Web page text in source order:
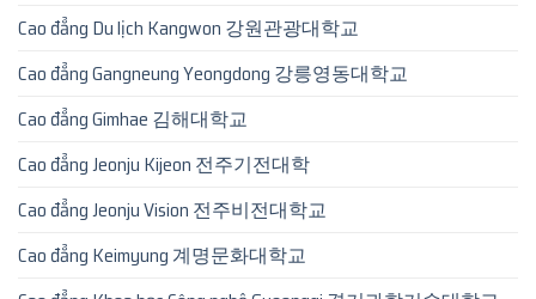
Cao đẳng Du lịch Kangwon 강원관광대학교
Cao đẳng Gangneung Yeongdong 강릉영동대학교
Cao đẳng Gimhae 김해대학교
Cao đẳng Jeonju Kijeon 전주기전대학
Cao đẳng Jeonju Vision 전주비전대학교
Cao đẳng Keimyung 계명문화대학교